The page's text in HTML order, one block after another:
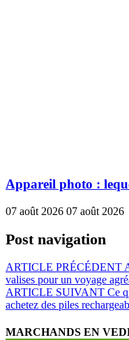
Appareil photo :
07 août 2026 07 août 2026
Post navigation
ARTICLE PRÉCÉDENT
valises pour un voyage
ARTICLE SUIVANT Ce
achetez des piles
MARCHANDS EN